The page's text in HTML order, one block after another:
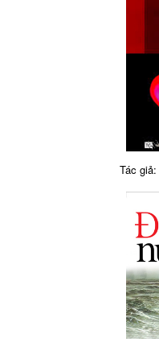
Tác giả: